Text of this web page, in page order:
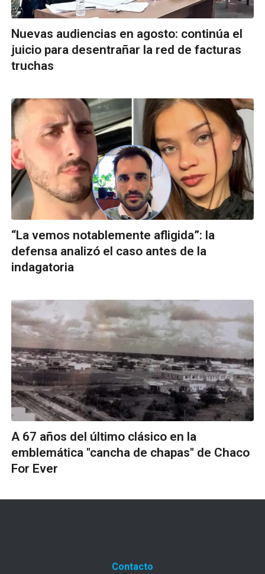
Nuevas audiencias en agosto: continúa el
juicio para desentrañar la red de facturas
truchas
“La vemos notablemente afligida”: la
defensa analizó el caso antes de la
indagatoria
A 67 años del último clásico en la
emblemática "cancha de chapas" de Chaco
For Ever
Contacto